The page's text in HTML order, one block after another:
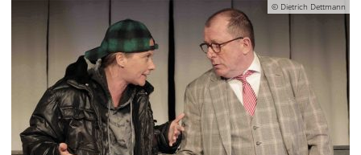
© Dietrich Dettmann